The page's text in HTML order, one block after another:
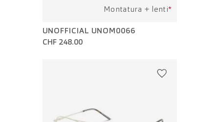
Montatura + lenti*
UNOFFICIAL UNOM0066
CHF 248.00